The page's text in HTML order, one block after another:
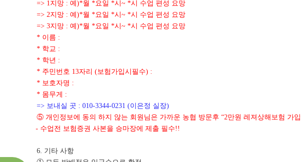
=> 1지망 :예)*월*요일*시~ *시 수업 편성 요망
=> 2지망 :예)*월*요일*시~ *시 수업 편성 요망
=> 3지망 :예)*월*요일*시~ *시 수업 편성 요망
* 이름 :
* 학교 :
* 학년 :
* 주민번호 13자리(보험가입시필수) :
* 보호자명 :
* 몸무게 :
=> 보내실 곳 : 010-3344-0231 (이은정 실장)
⑤ 개인정보에 동의 하지 않는 회원님은 가까운 농협 방문후“2만원 레져상해보험 가입
- 수업전 보험증권 사본을 승마장에 제출 필수!!
6. 기타 사항